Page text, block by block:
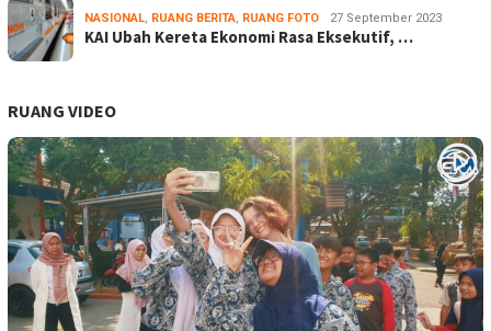
NASIONAL RUANG BERITA RUANG FOTO 27 September 2023
KAI Ubah Kereta Ekonomi Rasa Eksekutif, …
RUANG VIDEO